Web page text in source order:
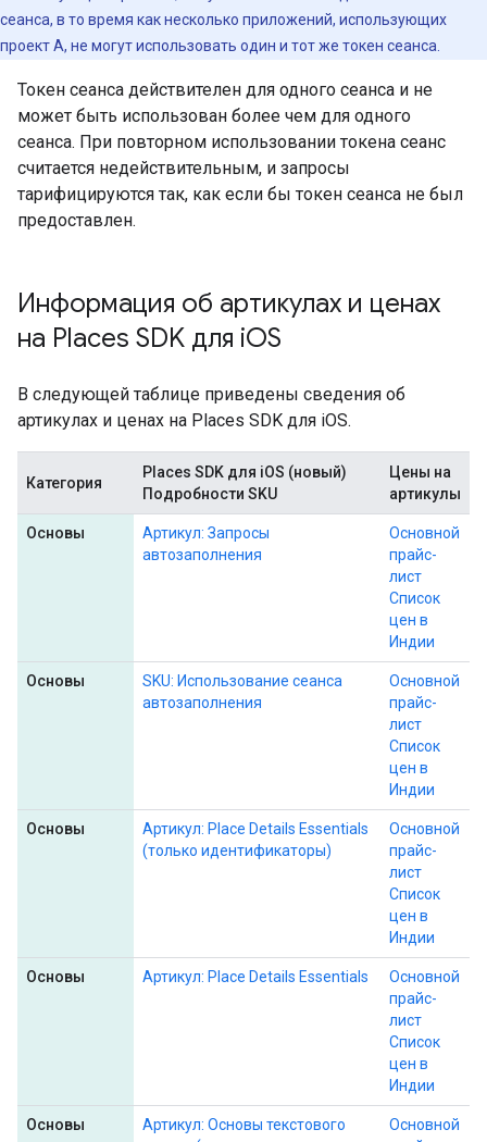
сеанса, в то время как несколько приложений, использующих
проект A, не могут использовать один и тот же токен сеанса.
Токен сеанса действителен для одного сеанса и не
может быть использован более чем для одного
сеанса. При повторном использовании токена сеанс
считается недействительным, и запросы
тарифицируются так, как если бы токен сеанса не был
предоставлен.
Информация об артикулах и ценах
на Places SDK для iOS
В следующей таблице приведены сведения об
артикулах и ценах на Places SDK для iOS.
Категория
Places SDK для iOS (новый)
Подробности SKU
Цены на
артикулы
Основы
Артикул: Запросы
автозаполнения
Основной
прайс-
лист
Список
цен в
Индии
Основы
SKU: Использование сеанса
автозаполнения
Основной
прайс-
лист
Список
цен в
Индии
Основы
Артикул: Place Details Essentials
(только идентификаторы)
Основной
прайс-
лист
Список
цен в
Индии
Основы Артикул: Place Details Essentials
Основной
прайс-
лист
Список
цен в
Индии
Основы
Артикул: Основы текстового
Основной